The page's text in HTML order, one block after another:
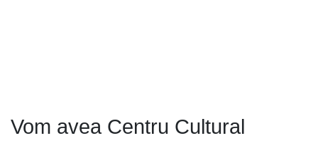
Vom avea Centru Cultural